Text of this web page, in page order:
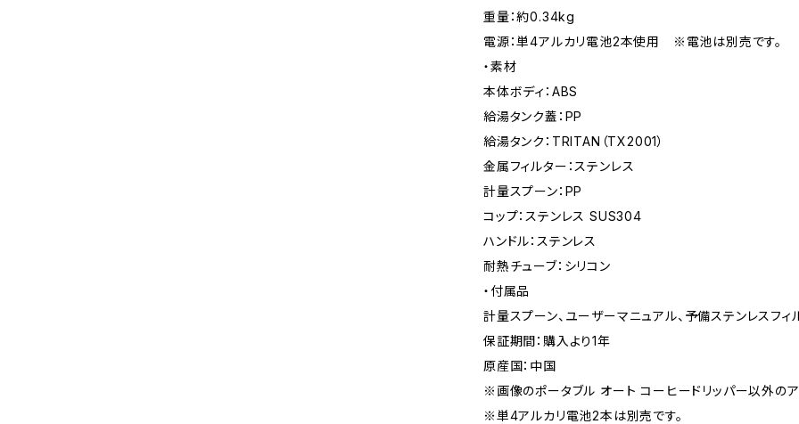
重量：約0.34kg
電源：単4アルカリ電池2本使用 ※電池は別売です。
・素材
本体ボディ：ABS
給湯タンク蓋：PP
給湯タンク：TRITAN（TX2001）
金属フィルター：ステンレス
計量スプーン：PP
コップ：ステンレス SUS304
ハンドル：ステンレス
耐熱チューブ：シリコン
・付属品
計量スプーン、ユーザーマニュアル、予備ステンレスフィ
保証期間：購入より1年
原産国：中国
※画像のポータブル オート コーヒードリッパー以外のア
※単4アルカリ電池2本は別売です。